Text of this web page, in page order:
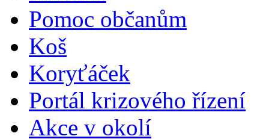
Pomoc občanům
Koš
Koryťáček
Portál krizového řízení
Akce v okolí